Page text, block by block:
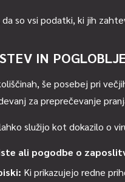
so vsi podatki, ki jih
IN
še posebej pri
za preprečevanje
služijo kot dokazilo o
ali pogodbe o
Ki prikazujejo redne